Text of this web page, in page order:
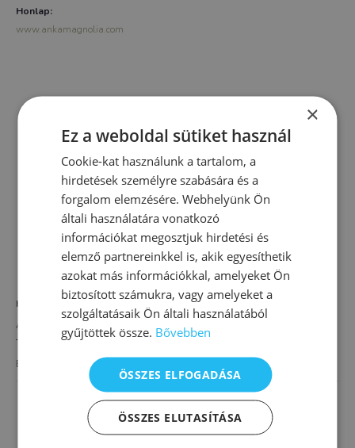
Honlap:
www.ankamagnolia.com
HELYSZÍN
AnKa Magnolia XVI.
Thököly út 4.
Budapest
Magyarország
Önismeretfejlesztés és szorongásoldás alsó
tagozatosoknak
Bátor
bocsok(Szorongásoldó
csoport)
×
Ez a weboldal sütiket használ
Cookie-kat használunk a tartalom, a
hirdetések személyre szabására és a
forgalom elemzésére. Webhelyünk Ön
általi használatára vonatkozó
információkat megosztjuk hirdetési és
elemző partnereinkkel is, akik egyesíthetik
azokat más információkkal, amelyeket Ön
biztosított számukra, vagy amelyeket a
szolgáltatásaik Ön általi használatából
gyűjtöttek össze. Bővebben
ÖSSZES ELFOGADÁSA
ÖSSZES ELUTASÍTÁSA